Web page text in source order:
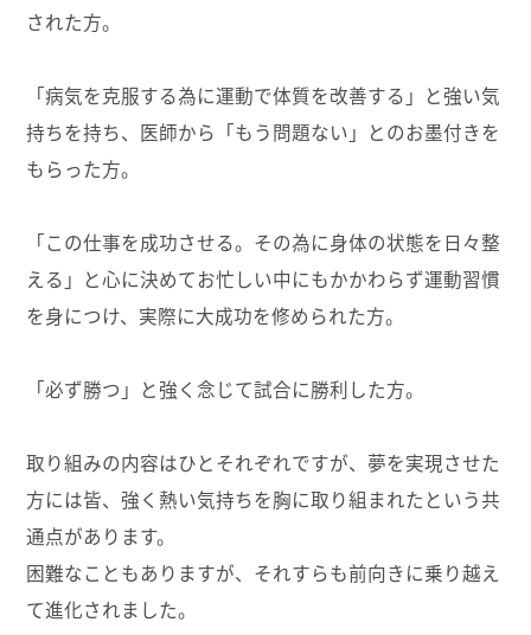
された方。
「病気を克服する為に運動で体質を改善する」と強い気
持ちを持ち、医師から「もう問題ない」とのお墨付きを
もらった方。
「この仕事を成功させる。その為に身体の状態を日々整
える」と心に決めてお忙しい中にもかかわらず運動習慣
を身につけ、実際に大成功を修められた方。
「必ず勝つ」と強く念じて試合に勝利した方。
取り組みの内容はひとそれぞれですが、夢を実現させた
方には皆、強く熱い気持ちを胸に取り組まれたという共
通点があります。
困難なこともありますが、それすらも前向きに乗り越え
て進化されました。